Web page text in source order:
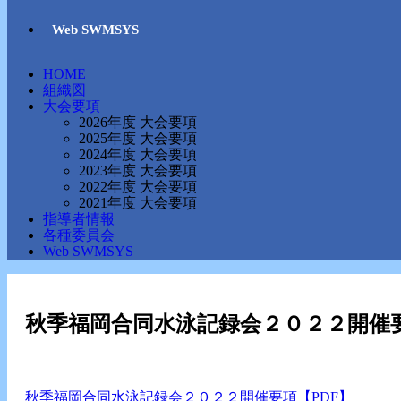
Web SWMSYS
HOME
組織図
大会要項
2026年度 大会要項
2025年度 大会要項
2024年度 大会要項
2023年度 大会要項
2022年度 大会要項
2021年度 大会要項
指導者情報
各種委員会
Web SWMSYS
秋季福岡合同水泳記録会２０２２開催
秋季福岡合同水泳記録会２０２２開催要項【PDF】